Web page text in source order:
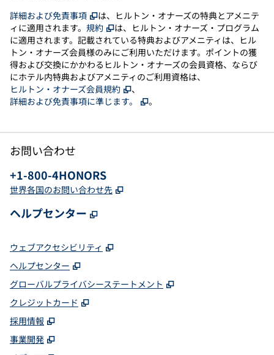
詳細および免責事項
、新しいタブで開きます
は、ヒルトン・オナーズの特典とアメニテ
ィに適用されます。 規約 、新しいタブで開きます
は、ヒルトン・オナーズ・プログラム
に適用されます。記載されている特典およびアメニティは、ヒル
トン・オナーズ会員様のみにご利用いただけます。ポイントの獲
得および交換にかかわるヒルトン・オナーズの会員資格、ならび
にホテル内特典およびアメニティのご利用資格は、
ヒルトン・オナーズ会員規約
、、
詳細および免責事項に準じます。
、
。
お問い合わせ
電話：
+1-800-4HONORS
世界各国のお問い合わせ先 ,
ヘルプセンター ,
ウェブアクセシビリティ ,
ヘルプセンター ,
グローバルプライバシーステートメント ,
クレジットカード ,
採用情報 ,
事業開発 ,